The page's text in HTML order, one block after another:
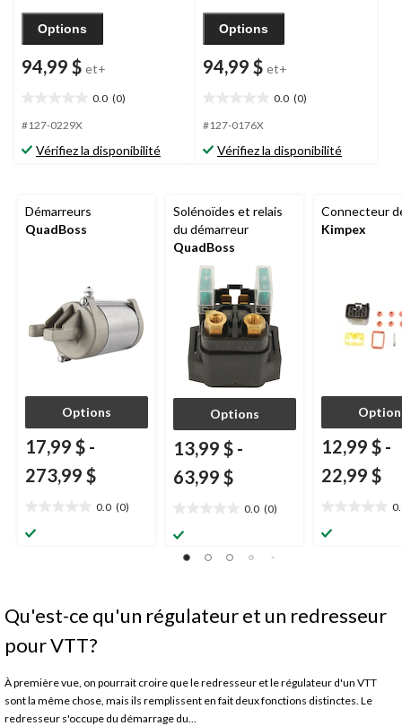
Options
94,99 $ et+
0.0 (0)
étoile(s)
5.
#127-0229X
Vérifiez la disponibilité
Options
94,99 $ et+
0.0 (0)
étoile(s)
5.
#127-0176X
Vérifiez la disponibilité
Démarreurs
QuadBoss
Options
17,99 $ -
273,99 $
0.0 (0)
étoile(s)
Solénoïdes et relais
du démarreur
QuadBoss
Options
13,99 $ -
63,99 $
0.0 (0)
étoile(s)
sur
Connecteur
Kimpex
12,99 $ -
22,99 $
étoile(s)
Qu'est-ce qu'un régulateur et un redresseur
pour VTT?
À première vue, on pourrait croire que le redresseur et le régulateur d'un VTT
sont la même chose, mais ils remplissent en fait deux fonctions distinctes. Le
redresseur s'occupe du démarrage du...